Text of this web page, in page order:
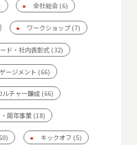
全社総会 (6)
ワークショップ(7)
ド・社内表彰式 (32)
ージメント (66)
ルチャー醸成 (66)
周年事業 (18)
キックオフ (5)